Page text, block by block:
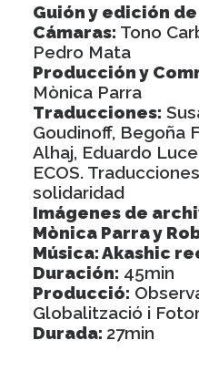
Guión y edición
Cámaras: Tono
Pedro Mata
Producción y
Mònica Parra
Traducciones:
Goudinoff, Begoña
Alhaj, Eduardo
ECOS.
solidaridad
Imágenes de
Mònica Parra y
Música: Akashic
Duración: 45min
Producció:
Globalització i
Durada: 27min